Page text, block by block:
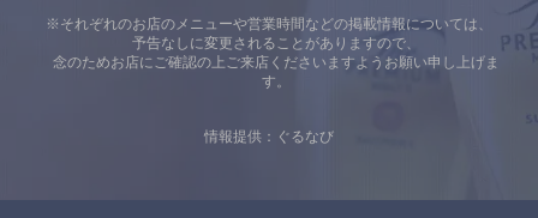
※それぞれのお店のメニューや営業時間などの掲載情報については、
予告なしに変更されることがありますので、
念のためお店にご確認の上ご来店くださいますようお願い申し上げま
す。
情報提供：ぐるなび